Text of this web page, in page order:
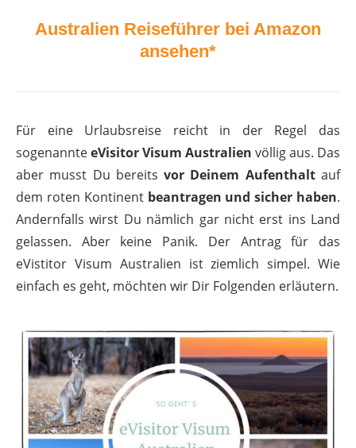
Australien Reiseführer bei Amazon
ansehen*
Für eine Urlaubsreise reicht in der Regel das
sogenannteeVisitor Visum Australien völlig aus. Das
aber musst Du bereitsvor Deinem Aufenthaltauf
dem roten Kontinent beantragen und sicher haben.
Andernfalls wirst Du nämlich gar nicht erst ins Land
gelassen. Aber keine Panik. Der Antrag für das
eVistitor Visum Australien ist ziemlich simpel. Wie
einfach es geht, möchten wir Dir Folgenden erläutern.